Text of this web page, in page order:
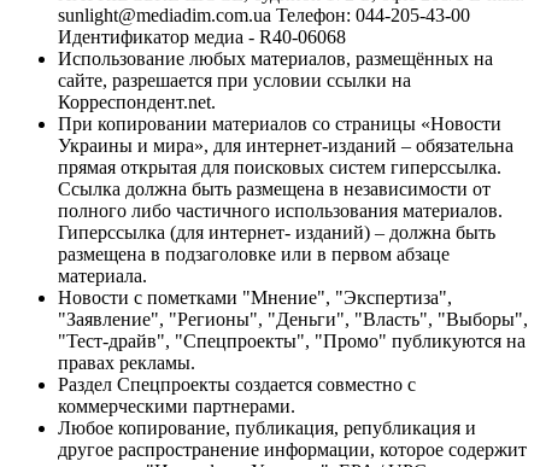
sunlight@mediadim.com.ua Телефон: 044-205-43-00
Идентификатор медиа - R40-06068
Использование любых материалов, размещённых на
сайте, разрешается при условии ссылки на
Корреспондент.net.
При копировании материалов со страницы «Новости
Украины и мира», для интернет-изданий – обязательна
прямая открытая для поисковых систем гиперссылка.
Ссылка должна быть размещена в независимости от
полного либо частичного использования материалов.
Гиперссылка (для интернет- изданий) – должна быть
размещена в подзаголовке или в первом абзаце
материала.
Новости с пометками "Мнение", "Экспертиза",
"Заявление", "Регионы", "Деньги", "Власть", "Выборы",
"Тест-драйв", "Спецпроекты", "Промо" публикуются на
правах рекламы.
Раздел Спецпроекты создается совместно с
коммерческими партнерами.
Любое копирование, публикация, републикация и
другое распространение информации, которое содержит